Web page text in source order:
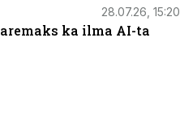
28.07.26, 15:20
ka ilma AI-ta